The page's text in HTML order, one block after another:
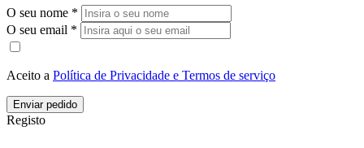
O seu nome *
O seu email *
Aceito a Política de Privacidade e Termos de serviço
Enviar pedido
Registo